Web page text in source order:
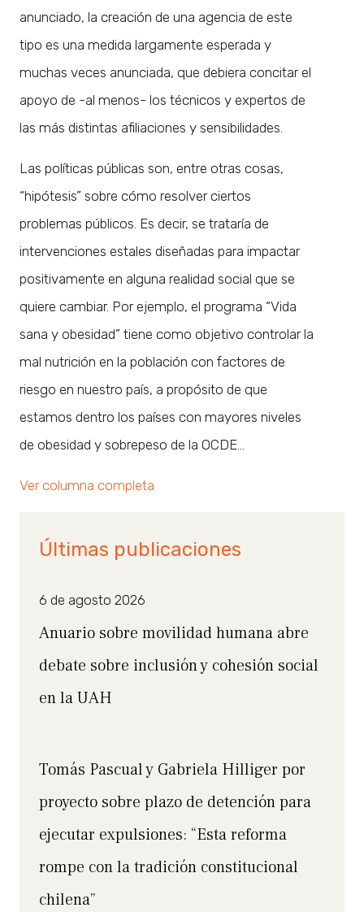
anunciado, la creación de una agencia de este
tipo es una medida largamente esperada y
muchas veces anunciada, que debiera concitar el
apoyo de -al menos- los técnicos y expertos de
las más distintas afiliaciones y sensibilidades.
Las políticas públicas son, entre otras cosas,
“hipótesis” sobre cómo resolver ciertos
problemas públicos. Es decir, se trataría de
intervenciones estales diseñadas para impactar
positivamente en alguna realidad social que se
quiere cambiar. Por ejemplo, el programa “Vida
sana y obesidad” tiene como objetivo controlar la
mal nutrición en la población con factores de
riesgo en nuestro país, a propósito de que
estamos dentro los países con mayores niveles
de obesidad y sobrepeso de la OCDE…
Ver columna completa
Últimas publicaciones
6 de agosto 2026
Anuario sobre movilidad humana abre
debate sobre inclusión y cohesión social
en la UAH
Tomás Pascual y Gabriela Hilliger por
proyecto sobre plazo de detención para
ejecutar expulsiones: “Esta reforma
rompe con la tradición constitucional
chilena”